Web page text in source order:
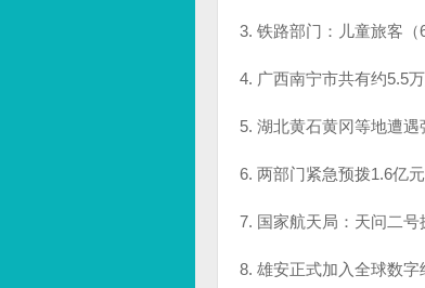
3. 铁路部门：儿童旅客（
4. 广西南宁市共有约5.5
5. 湖北黄石黄冈等地遭遇
6. 两部门紧急预拨1.6亿
7. 国家航天局：天问二号
8. 雄安正式加入全球数字